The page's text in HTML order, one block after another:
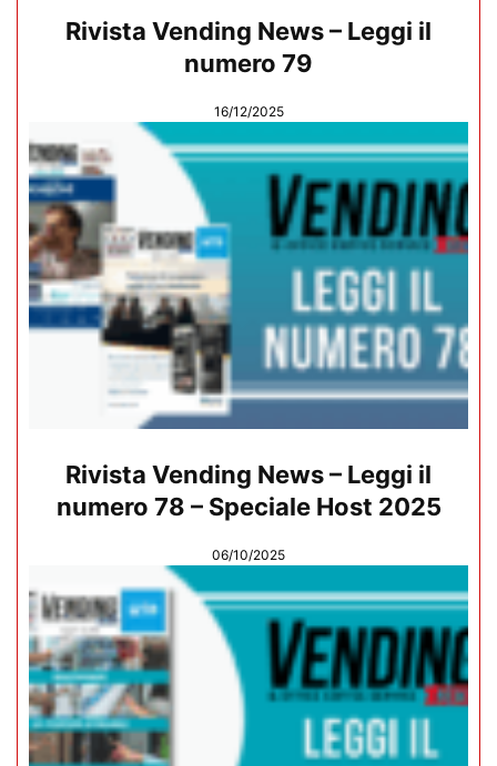
Rivista Vending News – Leggi il
numero 79
16/12/2025
Rivista Vending News – Leggi il
numero 78 – Speciale Host 2025
06/10/2025